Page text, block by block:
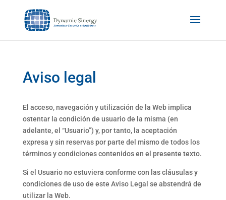
Aviso legal
El acceso, navegación y utilización de la Web implica
ostentar la condición de usuario de la misma (en
adelante, el “Usuario”) y, por tanto, la aceptación
expresa y sin reservas por parte del mismo de todos los
términos y condiciones contenidos en el presente texto.
Si el Usuario no estuviera conforme con las cláusulas y
condiciones de uso de este Aviso Legal se abstendrá de
utilizar la Web.